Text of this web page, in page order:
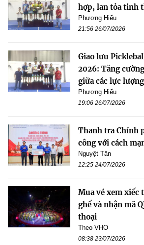
hợp, lan tỏa tinh
Phương Hiếu
21:56 26/07/2026
Giao lưu
2026: Tăng
giữa các lực lượng
Phương Hiếu
19:06 26/07/2026
Thanh tra Chính
công với cách
Nguyệt Tân
12:25 24/07/2026
Mua vé xem xiếc
ghế và nhận mã
thoại
Theo VHO
08:38 23/07/2026